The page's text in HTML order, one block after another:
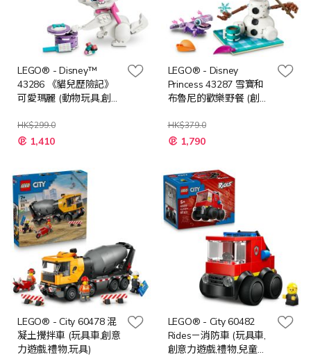
LEGO® - Disney™
43286 《貓兒歷險記》
可愛瑪麗 (動物玩具,創意
HK$299.0
特
殊 1,410
LEGO® - Disney
Princess 43287 雪寶和
布魯尼的歡樂野餐 (創意
具)
HK$379.0
特
殊 1,790
LEGO® - City 60478 混
凝土攪拌車 (玩具車,創意
力遊戲,禮物,玩具)
LEGO® - City 60482
Rides－消防車 (玩具車,
創意力遊戲,禮物,兒童玩